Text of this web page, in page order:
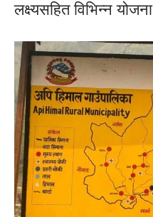
लक्ष्यसहित विभिन्न